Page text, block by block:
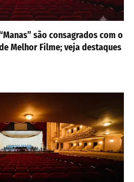
são consagrados com o
Melhor Filme; veja destaques